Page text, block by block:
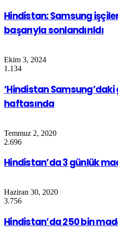
Hindistan: Samsung
başarıyla sonlandırıldı
Ekim 3, 2024
1.134
‘Hindistan
haftasında
Temmuz 2, 2020
2.696
Hindistan’da 3 günlük
Haziran 30, 2020
3.756
Hindistan’da 250 bin